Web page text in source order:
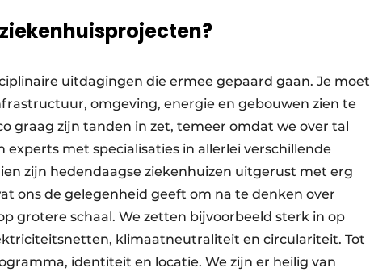
uitdagingen die ermee gepaard gaan. Je moet
omgeving, energie en gebouwen zien te
graag zijn tanden in zet, temeer omdat we over tal
experts met specialisaties in allerlei verschillende
zijn hedendaagse ziekenhuizen uitgerust met erg
ons de gelegenheid geeft om na te denken over
grotere schaal. We zetten bijvoorbeeld sterk in op
klimaatneutraliteit en circulariteit. Tot
identiteit en locatie. We zijn er heilig van